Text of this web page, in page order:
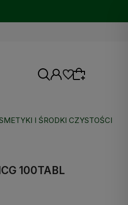
sesji.
I ŚRODKI CZYSTOŚCI
100TABL